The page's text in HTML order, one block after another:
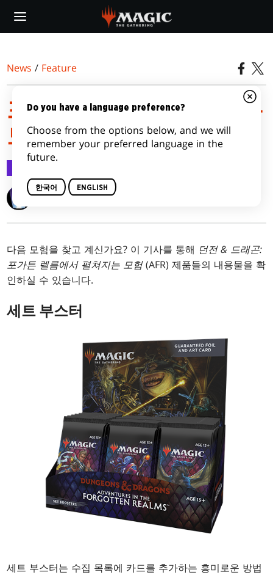
main
News / Feature
포가튼 렐름에서 펼쳐지는
모험 제품 개요
Max McCall
다음 모험을 찾고 계신가요? 이 기사를 통해 던전 & 드래곤:
포가튼 렐름에서 펼쳐지는 모험(AFR) 제품들의 내용물을 확
인하실 수 있습니다.
세트 부스터
세트 부스터는 수집 목록에 카드를 추가하는 흥미로운 방법
Do you have a language preference?
Choose from the options below, and we will
remember your preferred language in the
future.
한국어 ENGLISH